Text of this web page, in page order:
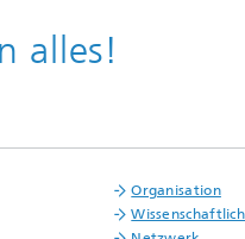
alles!
Organisation